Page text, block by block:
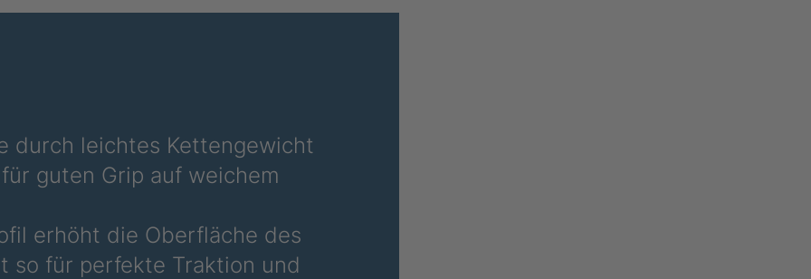
durch leichtes Kettengewicht
guten Grip auf weichem
erhöht die Oberfläche des
so für perfekte Traktion und